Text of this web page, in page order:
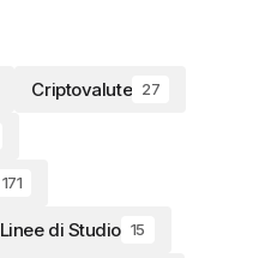
Criptovalute 27
171
Linee di Studio 15